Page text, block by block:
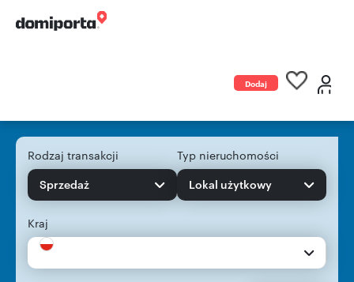
Dodaj
Rodzaj transakcji
Sprzedaż
Typ nieruchomości
Lokal użytkowy
Kraj